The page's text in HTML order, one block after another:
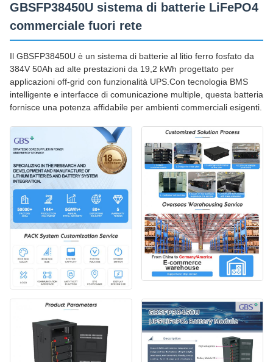
GBSFP38450U sistema di batterie LiFePO4
commerciale fuori rete
Il GBSFP38450U è un sistema di batterie al litio ferro fosfato da
384V 50Ah ad alte prestazioni da 19,2 kWh progettato per
applicazioni off-grid con funzionalità UPS.Con tecnologia BMS
intelligente e interfacce di comunicazione multiple, questa batteria
fornisce una potenza affidabile per ambienti commerciali esigenti.